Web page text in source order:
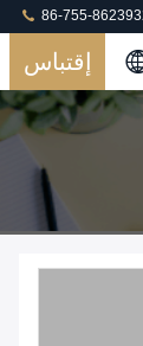
86-755-
إقتباس